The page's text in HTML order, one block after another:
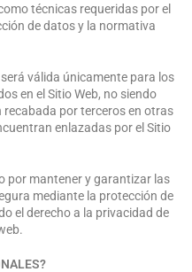
técnicas requeridas por el
de datos y la normativa
válida únicamente para los
en el Sitio Web, no siendo
por terceros en otras
enlazadas por el Sitio
por mantener y garantizar las
mediante la protección de
el derecho a la privacidad de